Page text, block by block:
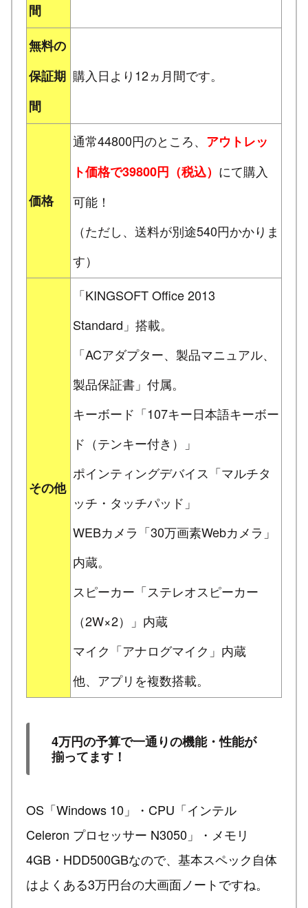
間
無料の
保証期
間
購入日より12ヵ月間です。
価格
通常44800円のところ、 アウトレッ
ト価格で39800円（税込） にて購入
可能！
（ただし、送料が別途540円かかりま
す）
その他
「KINGSOFT Office 2013
Standard」搭載。
「ACアダプター、製品マニュアル、
製品保証書」付属。
キーボード「107キー日本語キーボー
ド（テンキー付き）」
ポインティングデバイス「マルチタ
ッチ・タッチパッド」
WEBカメラ「30万画素Webカメラ」
内蔵。
スピーカー「ステレオスピーカー
（2W×2）」内蔵
マイク「アナログマイク」内蔵
他、アプリを複数搭載。
4万円の予算で一通りの機能・性能が
揃ってます！
OS「Windows 10」・CPU「インテル
Celeron プロセッサー N3050」・メモリ
4GB・HDD500GBなので、基本スペック自体
はよくある3万円台の大画面ノートですね。